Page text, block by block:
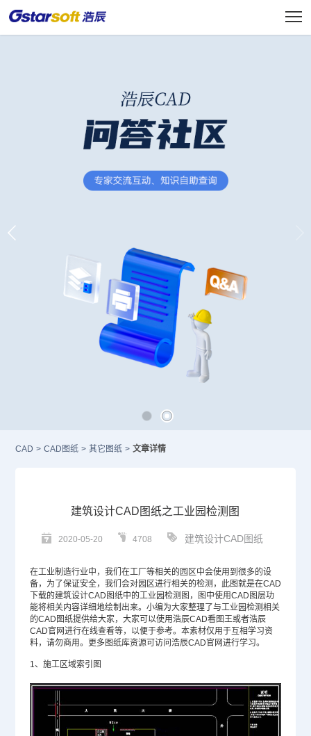
CAD > CAD图纸 > 其它图纸 > 文章详情
建筑设计CAD图纸之工业园检测图
2020-05-20 4708 建筑设计CAD图纸
在工业制造行业中，我们在工厂等相关的园区中会使用到很多的设
备，为了保证安全，我们会对园区进行相关的检测，此图就是在CAD
下载的建筑设计CAD图纸中的工业园检测图，图中使用CAD图层功
能将相关内容详细地绘制出来。小编为大家整理了与工业园检测相关
的CAD图纸提供给大家，大家可以使用浩辰CAD看图王或者浩辰
CAD官网进行在线查看等，以便于参考。本素材仅用于互相学习资
料，请勿商用。更多图纸库资源可访问浩辰CAD官网进行学习。
1、施工区域索引图